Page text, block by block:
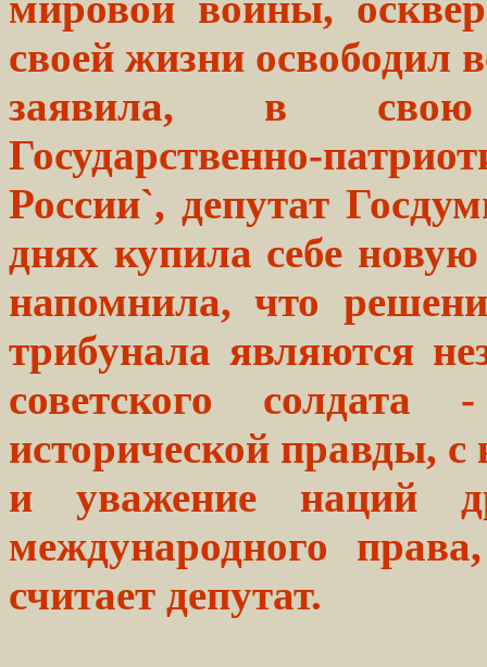
своей жизни освободил
заявила, в свою
Государственно-
России`, депутат
днях купила себе
напомнила, что
трибунала являются
советского
исторической правды, с
и уважение наций
международного
считает депутат.